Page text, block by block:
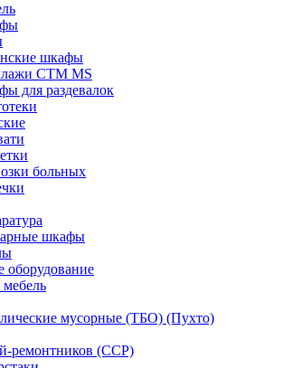
шкафы
CTM MS
для раздевалок
больных
шкафы
оборудование
мусорные (ТБО) (Пухто)
ремонтников (ССР)